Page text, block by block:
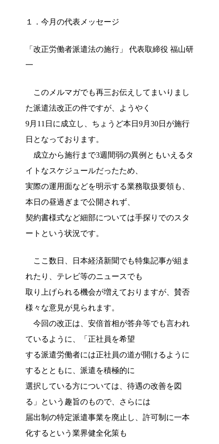
１．今月の代表メッセージ
「改正労働者派遣法の施行」 代表取締役 福山研
一
このメルマガでも再三お伝えしてまいりまし
た派遣法改正の件ですが、ようやく
9月11日に成立し、ちょうど本日9月30日が施行
日となっております。
成立から施行まで3週間弱の異例ともいえるタ
イトなスケジュールだったため、
実際の運用面などを明示する業務取扱要領も、
本日の昼過ぎまで公開されず、
契約書様式など細部については手探りでのスタ
ートという状況です。
ここ数日、日本経済新聞でも特集記事が組ま
れたり、テレビ等のニュースでも
取り上げられる機会が増えておりますが、賛否
様々な意見が見られます。
今回の改正は、安倍首相が答弁等でも言われ
ているように、「正社員を希望
する派遣労働者には正社員の道が開けるように
するとともに、派遣を積極的に
選択している方については、待遇の改善を図
る」という趣旨のもので、さらには
届出制の特定派遣事業を廃止し、許可制に一本
化するという業界健全化策も